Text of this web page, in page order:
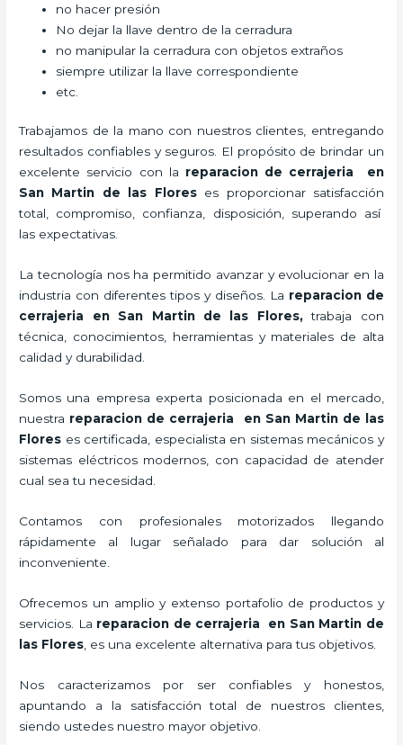
no hacer presión
No dejar la llave dentro de la cerradura
no manipular la cerradura con objetos extraños
siempre utilizar la llave correspondiente
etc.
Trabajamos de la mano con nuestros clientes, entregando
resultados confiables y seguros. El propósito de brindar un
excelente servicio con la reparacion de cerrajeria en
San Martin de las Floreses proporcionar satisfacción
total, compromiso, confianza, disposición, superando así
las expectativas.
La tecnología nos ha permitido avanzar y evolucionar en la
industria con diferentes tipos y diseños. La reparacion de
cerrajeria en San Martin de las Flores,trabaja con
técnica, conocimientos, herramientas y materiales de alta
calidad y durabilidad.
Somos una empresa experta posicionada en el mercado,
nuestra reparacion de cerrajeria en San Martin de las
Flores es certificada, especialista en sistemas mecánicos y
sistemas eléctricos modernos, con capacidad de atender
cual sea tu necesidad.
Contamos con profesionales motorizados llegando
rápidamente al lugar señalado para dar solución al
inconveniente.
Ofrecemos un amplio y extenso portafolio de productos y
servicios. La reparacion de cerrajeria en San Martin de
las Flores , es una excelente alternativa para tus objetivos.
Nos caracterizamos por ser confiables y honestos,
apuntando a la satisfacción total de nuestros clientes,
siendo ustedes nuestro mayor objetivo.